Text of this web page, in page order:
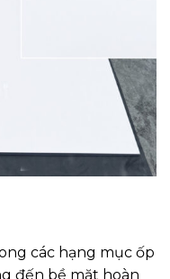
các hạng mục ốp
đến bề mặt hoàn